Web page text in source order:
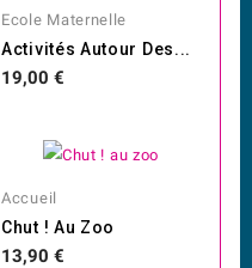
Ecole Maternelle
Activités Autour Des...
Prix
19,00 €
Accueil
Chut ! Au Zoo
Prix
13,90 €